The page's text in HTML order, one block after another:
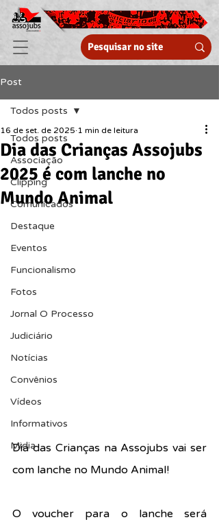
Post
Todos posts
Associação
Clipping
Comunicados
Destaque
Eventos
Funcionalismo
Fotos
Jornal O Processo
Judiciário
Notícias
Convênios
Vídeos
Informativos
Midia
Todos posts
Dia das Crianças Assojubs
2025 é com lanche no
Mundo Animal
16 de set. de 2025 1 min de leitura
Dia das Crianças na Assojubs vai ser
com lanche no Mundo Animal!
O voucher para o lanche será